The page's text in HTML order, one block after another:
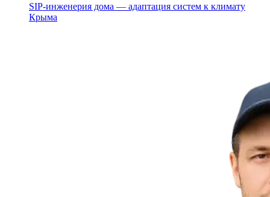
SIP-инженерия дома — адаптация систем к климату
Крыма